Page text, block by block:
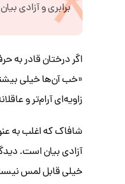
برابری و آزادی
اگر درختان قادر به
«خب آن‌ها خیلی
زاویه‌ای آرام‌تر و
شافاک که اغلب به
آزادی بیان است.
خیلی قابل لمس